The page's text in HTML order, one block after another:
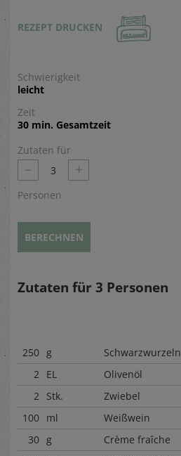
REZEPT DRUCKEN
Schwierigkeit
leicht
Zeit
30 min. Gesamtzeit
Zutaten für
– 3 +
Personen
BERECHNEN
Zutaten für 3 Personen
250 g
Schwarzwurzeln
2 EL
Olivenöl
2 Stk.
Zwiebel
100 ml
Weißwein
30 g
Crème fraîche